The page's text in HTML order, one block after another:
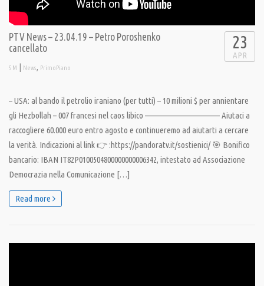
PTV News – 23.04.19 – Petro Poroshenko
cancellato
S M | News, PrimoPiano
23
APR
– USA: al bando il petrolio iraniano (per tutti) – 10 milioni $ per annientare
gli Hezbollah – 007 francesi nel caos libico ———————————– Aiutaci a
raccogliere 60.000 euro entro agosto e continueremo ad aiutarti a cercare
la verità. Indicazioni al link 👉 :https://pandoratv.it/sostienici/ 🎯 Bonifico
bancario: IBAN IT82P0100504800000000006342, intestato ad Associazione
Democrazia nella Comunicazione […]
Read more